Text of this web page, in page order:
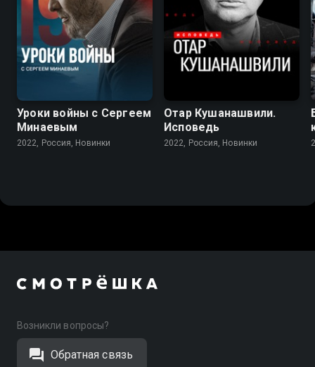
Уроки войны с Сергеем
Минаевым
2022, Россия, Новинки
Отар Кушанашвили.
Исповедь
2022, Россия, Новинки
Возникли вопросы?
Обратная связь